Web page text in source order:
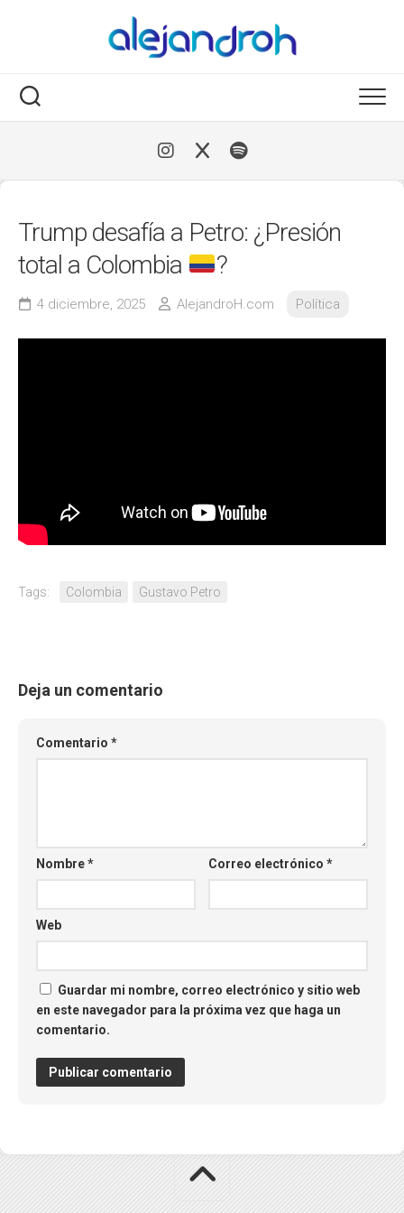
Trump desafía a Petro: ¿Presión
total a Colombia
?
4 diciembre, 2025 AlejandroH.com Política
Tags: Colombia Gustavo Petro
Deja un comentario
Comentario *
Nombre* Correo electrónico*
Web
Guardar mi nombre, correo electrónico y sitio web
en este navegador para la próxima vez que haga un
comentario.